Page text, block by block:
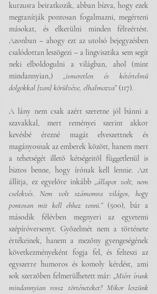
kurzusra beiratkozik, abban bízva, hogy ezek
megtanítják pontosan fogalmazni, megérteni
másokat, és elkerülni minden félreértést.
Azonban – ahogy ezt az utolsó bejegyzésben
csalódottan leszögezi – a lingvisztika sem segít
neki elboldogulni a világban, ahol (mint
mindannyian,) „ismeretlen és kétértelmű
dolgokkal [van] körülvéve, elhalmozva” (117).
A lány nem csak azért szeretne jól bánni a
szavakkal, mert reményei szerint akkor
kevésbé érezné magát elveszettnek és
magányosnak az emberek között, hanem mert
a tehetségét illető kétségeitől függetlenül is
biztos benne, hogy írónak kell lennie. Azt
állítja, ez egyelőre inkább „állapot volt, nem
cselekvés. Nem volt számomra világos, hogy
pontosan mit kell ehhez tenni.” (500), bár a
második félévben megnyeri az egyetemi
szépíróversenyt. Győzelmét nem a története
értékeinek, hanem a mezőny gyengeségének
következményeként fogja fel, és felteszi az
egyszerre humoros és komoly kérdést, ami
sok szerzőben felmerülhetett már: „Miért írunk
mindannyian rossz történeteket? Mikor leszünk